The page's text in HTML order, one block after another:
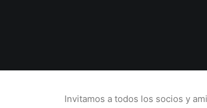
Invitamos a todos los socios y